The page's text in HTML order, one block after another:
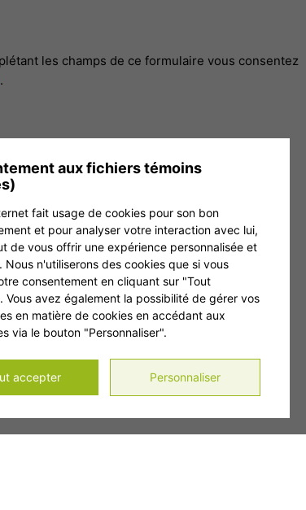
les champs de ce formulaire vous consentez
.
à notre infolettre.
aux fichiers témoins
fait usage de cookies pour son bon
et pour analyser votre interaction avec lui,
de vous offrir une expérience personnalisée et
Nous n'utiliserons des cookies que si vous
consentement en cliquant sur "Tout
Vous avez également la possibilité de gérer vos
en matière de cookies en accédant aux
via le bouton "Personnaliser".
accepter Personnaliser